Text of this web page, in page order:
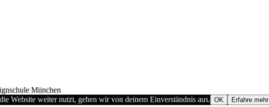
München
Website weiter nutzt, gehen wir von deinem Einverständnis aus. OK Erfahre mehr